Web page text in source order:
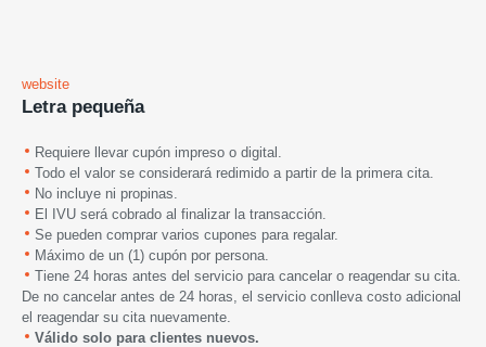
website
Letra pequeña
Requiere llevar cupón impreso o digital.
Todo el valor se considerará redimido a partir de la primera cita.
No incluye ni propinas.
El IVU será cobrado al finalizar la transacción.
Se pueden comprar varios cupones para regalar.
Máximo de un (1) cupón por persona.
Tiene 24 horas antes del servicio para cancelar o reagendar su cita.
De no cancelar antes de 24 horas, el servicio conlleva costo adicional
el reagendar su cita nuevamente.
Válido solo para clientes nuevos.